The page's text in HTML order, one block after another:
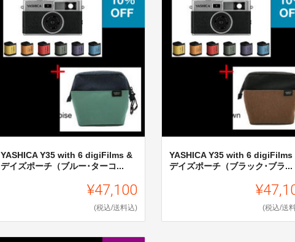
YASHICA Y35 with 6 digiFilms &
デイズポーチ（ブルー･ターコ...
¥47,100
(税込/送料込)
YASHICA Y35 with 6 digiFilms
デイズポーチ（ブラック･ブラ...
(税込/送